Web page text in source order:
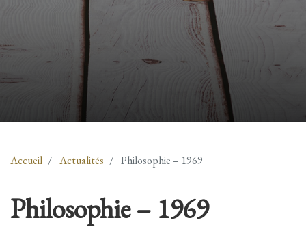
Accueil Actualités Philosophie – 1969
Philosophie – 1969